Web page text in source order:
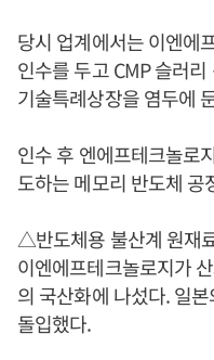
당시 업계에서는 이엔에
인수를 두고 CMP 슬러
기술특례상장을 염두에
인수 후 엔에프테크놀로
도하는 메모리 반도체
△반도체용 불산계 원재
이엔에프테크놀로지가
의 국산화에 나섰다. 일
돌입했다.